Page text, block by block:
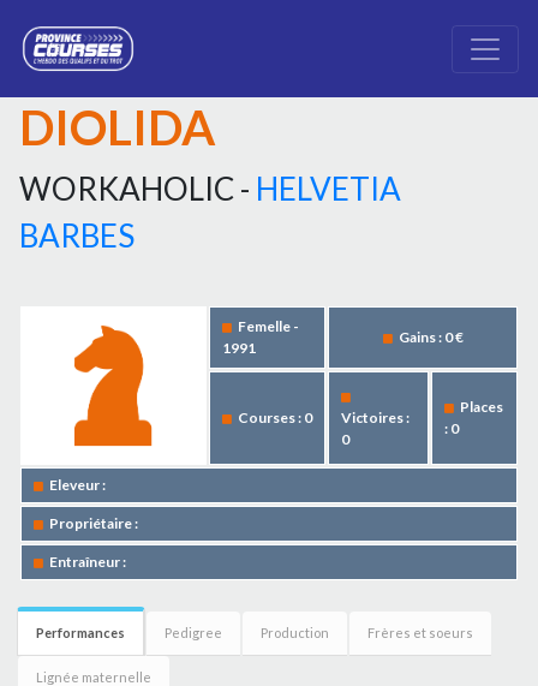
DIOLIDA
WORKAHOLIC - HELVETIA
BARBES
Femelle -
1991
Gains : 0 €
Courses : 0
Victoires :
0
Places
: 0
Eleveur :
Propriétaire :
Entraîneur :
Performances Pedigree Production Frères et soeurs
Lignée maternelle